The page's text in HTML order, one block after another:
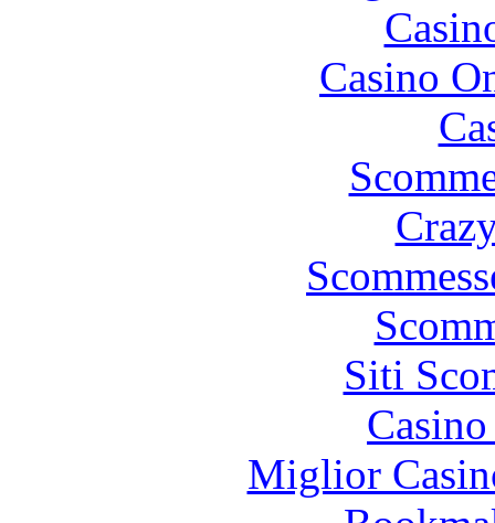
Casino
Siti
Miglior